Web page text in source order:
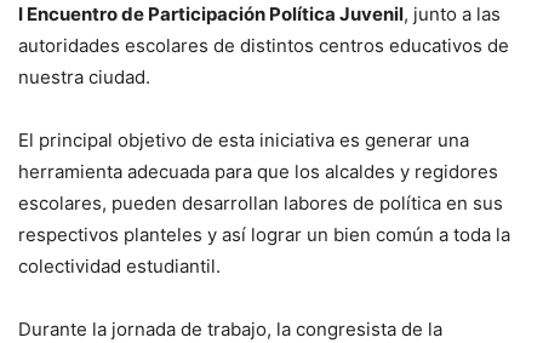
I Encuentro de Participación Política Juvenil, junto a las
autoridades escolares de distintos centros educativos de
nuestra ciudad.
El principal objetivo de esta iniciativa es generar una
herramienta adecuada para que los alcaldes y regidores
escolares, pueden desarrollan labores de política en sus
respectivos planteles y así lograr un bien común a toda la
colectividad estudiantil.
Durante la jornada de trabajo, la congresista de la